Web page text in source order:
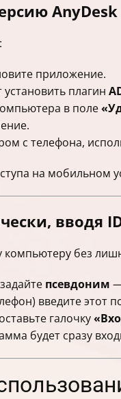
AnyDesk
приложение.
плагин
в поле
с телефона,
на мобильном
вводя
без
псевдоним
введите этот
галочку
будет сразу